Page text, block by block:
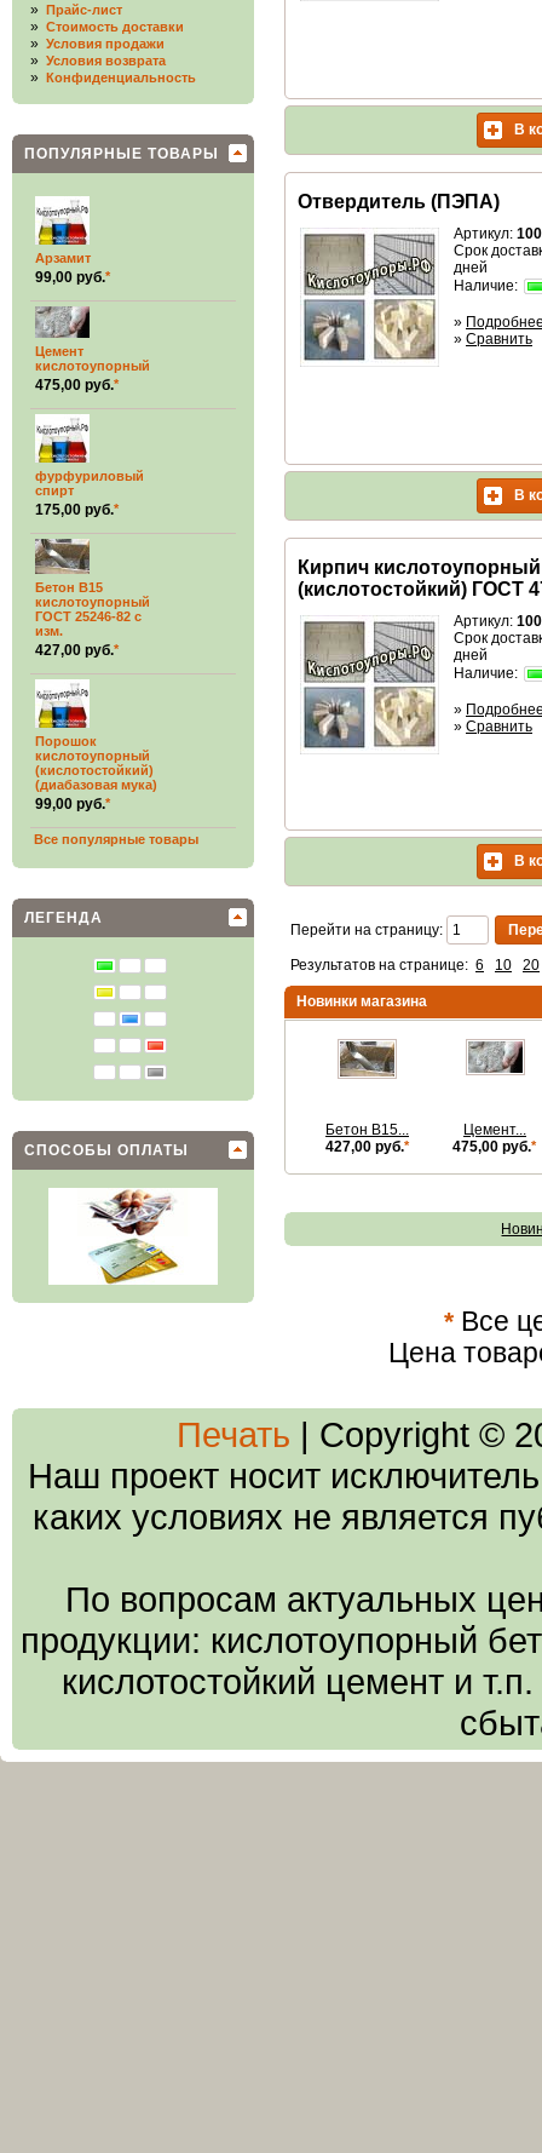
» Прайс-лист
» Стоимость доставки
» Условия продажи
» Условия возврата
» Конфиденциальность
ПОПУЛЯРНЫЕ ТОВАРЫ
Арзамит
99,00 руб.*
Цемент
кислотоупорный
475,00 руб.*
фурфуриловый
спирт
175,00 руб.*
Бетон В15
кислотоупорный
ГОСТ 25246-82 с
изм.
427,00 руб.*
Порошок
кислотоупорный
(кислотостойкий)
(диабазовая мука)
99,00 руб.*
Все популярные товары
ЛЕГЕНДА
СПОСОБЫ ОПЛАТЫ
В
Отвердитель (ПЭПА)
Артикул:
Срок
дней
Наличие:
»
» Сравнить
В
Кирпич кислотоупорный
(кислотостойкий) ГОСТ
Артикул:
Срок
дней
Наличие:
»
» Сравнить
В
Перейти на страницу:
Результатов на странице: 6 10 20
Новинки магазина
Бетон В15...
427,00 руб.*
Цемент...
475,00 руб.*
* Все
Цена
Печать | Copyright ©
Наш проект носит
каких условиях не является
По вопросам актуальных
продукции: кислотоупорный
кислотостойкий цемент и